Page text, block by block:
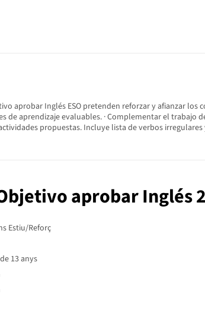
aprobar Inglés ESO pretenden reforzar y afianzar
de aprendizaje evaluables. · Complementar el
propuestas. Incluye lista de verbos
aprobar Inglés
Estiu/Reforç
13 anys